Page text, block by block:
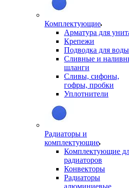
Комплектующие
Арматура для
Крепежи
Подводка для воды
Сливные и
шланги
Сливы, сифоны,
гофры, пробки
Уплотнители
Радиаторы и
комплектующие
Комплектующие
радиаторов
Конвекторы
Радиаторы
алюминиевые